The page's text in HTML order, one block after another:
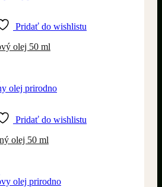
Pridať do wishlistu
olej 50 ml
Pridať do wishlistu
olej 50 ml